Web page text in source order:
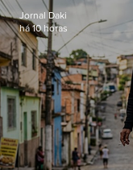
Jornal Daki
há 10 horas